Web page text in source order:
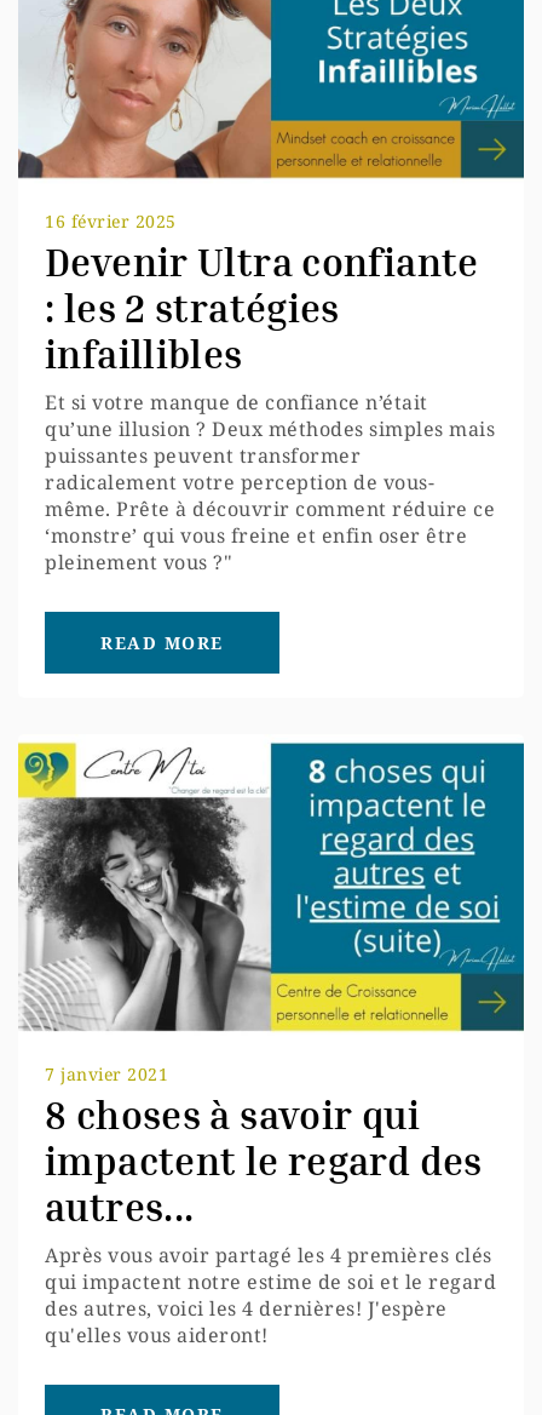
16 février 2025
Devenir Ultra confiante
: les 2 stratégies
infaillibles
Et si votre manque de confiance n’était
qu’une illusion ? Deux méthodes simples mais
puissantes peuvent transformer
radicalement votre perception de vous-
même. Prête à découvrir comment réduire ce
‘monstre’ qui vous freine et enfin oser être
pleinement vous ?"
READ MORE
7 janvier 2021
8 choses à savoir qui
impactent le regard des
autres...
Après vous avoir partagé les 4 premières clés
qui impactent notre estime de soi et le regard
des autres, voici les 4 dernières! J'espère
qu'elles vous aideront!